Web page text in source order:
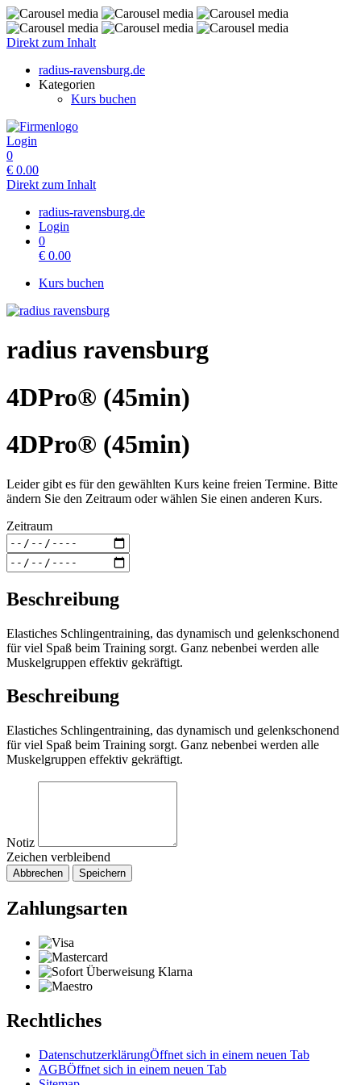
Direkt zum Inhalt
radius-ravensburg.de
Kategorien
Kurs buchen
Login
0
€ 0.00
Direkt zum Inhalt
radius-ravensburg.de
Login
0
€ 0.00
Kurs buchen
radius ravensburg
4DPro® (45min)
4DPro® (45min)
Leider gibt es für den gewählten Kurs keine freien Termine. Bitte
ändern Sie den Zeitraum oder wählen Sie einen anderen Kurs.
Zeitraum
Beschreibung
Elastiches Schlingentraining, das dynamisch und gelenkschonend
für viel Spaß beim Training sorgt. Ganz nebenbei werden alle
Muskelgruppen effektiv gekräftigt.
Beschreibung
Elastiches Schlingentraining, das dynamisch und gelenkschonend
für viel Spaß beim Training sorgt. Ganz nebenbei werden alle
Muskelgruppen effektiv gekräftigt.
Notiz
Zeichen verbleibend
Abbrechen Speichern
Zahlungsarten
Rechtliches
DatenschutzerklärungÖffnet sich in einem neuen Tab
AGBÖffnet sich in einem neuen Tab